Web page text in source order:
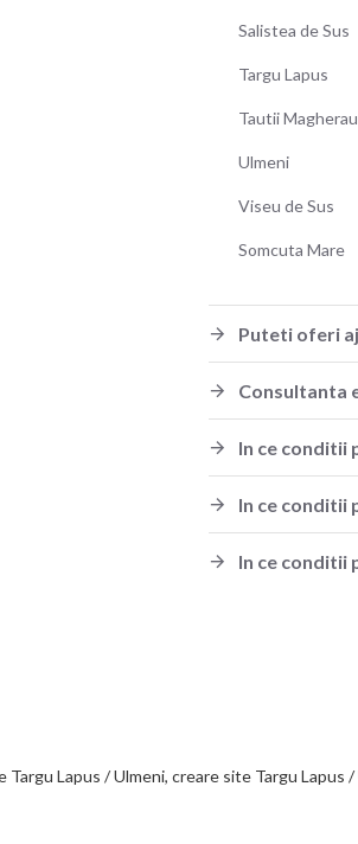
Salistea de Sus
Targu Lapus
Tautii
Ulmeni
Viseu de Sus
Somcuta Mare
Puteti oferi
Consultanta
In ce conditii
In ce conditii
In ce conditii
Targu Lapus / Ulmeni, creare site Targu